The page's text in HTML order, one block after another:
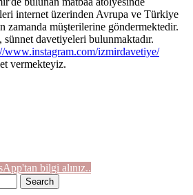
internet üzerinden Avrupa ve Türkiye
zamanda müşterilerine göndermektedir.
davetiyeleri bulunmaktadır.
www.instagram.com/izmirdavetiye/
vermekteyiz.
bilgi alınız..
Search